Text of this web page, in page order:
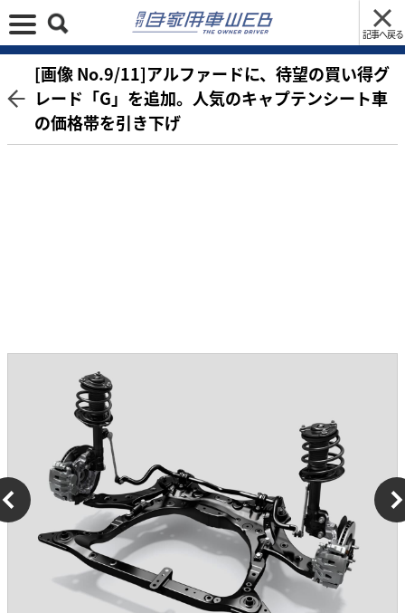
記事へ戻る
[画像 No.9/11]アルファードに、待望の買い得グ
レード「G」を追加。人気のキャプテンシート車
の価格帯を引き下げ